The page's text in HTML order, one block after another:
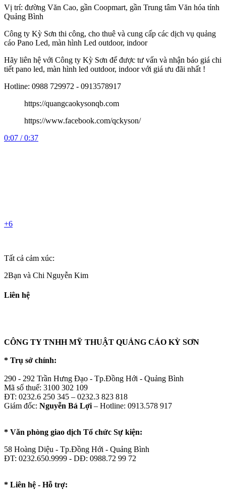
Vị trí: đường Văn Cao, gần Coopmart, gần Trung tâm Văn hóa tỉnh
Quảng Bình
Công ty Kỳ Sơn thi công, cho thuê và cung cấp các dịch vụ quảng
cáo Pano Led, màn hình Led outdoor, indoor
Hãy liên hệ với Công ty Kỳ Sơn để được tư vấn và nhận báo giá chi
tiết pano led, màn hình led outdoor, indoor với giá ưu đãi nhất !
Hotline: 0988 729972 - 0913578917
https://quangcaokysonqb.com
https://www.facebook.com/qckyson/
0:07 / 0:37
+6
Tất cả cảm xúc:
2Bạn và Chi Nguyễn Kim
Liên hệ
CÔNG TY TNHH MỸ THUẬT QUẢNG CÁO KỲ SƠN
* Trụ sở chính:
290 - 292 Trần Hưng Đạo - Tp.Đồng Hới - Quảng Bình
Mã số thuế: 3100 302 109
ĐT: 0232.6 250 345 – 0232.3 823 818
Giám đốc: Nguyễn Bá Lợi – Hotline: 0913.578 917
* Văn phòng giao dịch Tổ chức Sự kiện:
58 Hoàng Diệu - Tp.Đồng Hới - Quảng Bình
ĐT: 0232.650.9999 - DĐ: 0988.72 99 72
* Liên hệ - Hỗ trợ: